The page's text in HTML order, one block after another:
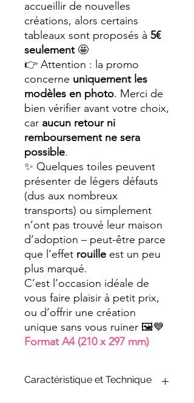
accueillir de nouvelles
créations, alors certains
tableaux sont proposés à 5€
seulement🤩
👉 Attention : la promo
concerne uniquement les
modèles en photo. Merci de
bien vérifier avant votre choix,
car aucun retour ni
remboursement ne sera
possible.
✨ Quelques toiles peuvent
présenter de légers défauts
(dus aux nombreux
transports) ou simplement
n’ont pas trouvé leur maison
d’adoption – peut-être parce
que l’effet rouille est un peu
plus marqué.
C’est l’occasion idéale de
vous faire plaisir à petit prix,
ou d’offrir une création
unique sans vous ruiner 🖼️💙
Format A4 (210 x 297 mm)
Caractéristique et Technique